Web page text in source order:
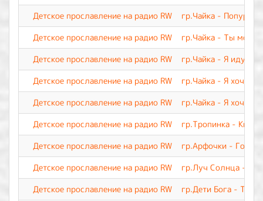
Детское прославление на радио RW
гр.Чайка - Попурри
Детское прославление на радио RW
гр.Чайка - Ты мой
Детское прославление на радио RW
гр.Чайка - Я иду
Детское прославление на радио RW
гр.Чайка - Я хочу с
Детское прославление на радио RW
гр.Чайка - Я хочу
Детское прославление на радио RW
гр.Тропинка -
Детское прославление на радио RW
гр.Арфочки -
Детское прославление на радио RW
гр.Луч Солнца -
Детское прославление на радио RW
гр.Дети Бога - Тебе